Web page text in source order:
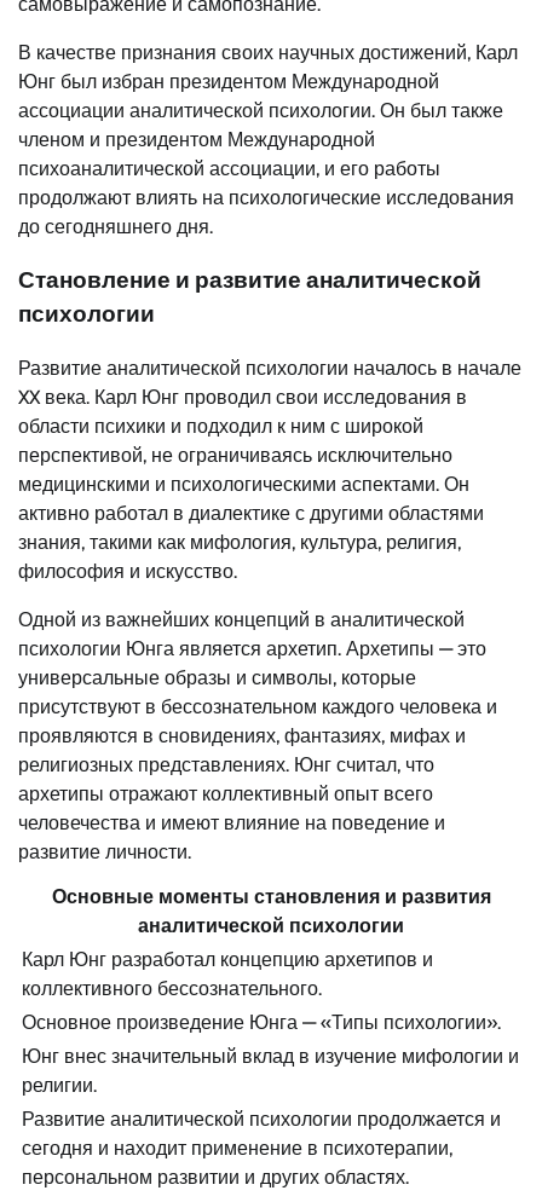
В качестве признания своих научных достижений, Карл
Юнг был избран президентом Международной
ассоциации аналитической психологии. Он был также
членом и президентом Международной
психоаналитической ассоциации, и его работы
продолжают влиять на психологические исследования
до сегодняшнего дня.
Становление и развитие аналитической
психологии
Развитие аналитической психологии началось в начале
XX века. Карл Юнг проводил свои исследования в
области психики и подходил к ним с широкой
перспективой, не ограничиваясь исключительно
медицинскими и психологическими аспектами. Он
активно работал в диалектике с другими областями
знания, такими как мифология, культура, религия,
философия и искусство.
Одной из важнейших концепций в аналитической
психологии Юнга является архетип. Архетипы — это
универсальные образы и символы, которые
присутствуют в бессознательном каждого человека и
проявляются в сновидениях, фантазиях, мифах и
религиозных представлениях. Юнг считал, что
архетипы отражают коллективный опыт всего
человечества и имеют влияние на поведение и
развитие личности.
Основные моменты становления и развития
аналитической психологии
Карл Юнг разработал концепцию архетипов и
коллективного бессознательного.
Основное произведение Юнга — «Типы психологии».
Юнг внес значительный вклад в изучение мифологии и
религии.
Развитие аналитической психологии продолжается и
сегодня и находит применение в психотерапии,
персональном развитии и других областях.